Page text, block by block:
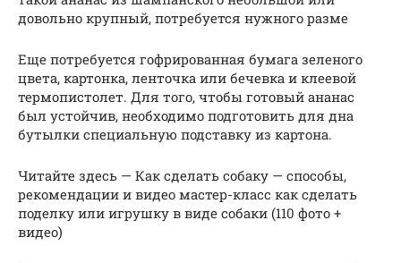
довольно крупный, потребуется нужного разме
Еще потребуется гофрированная бумага зеленого
цвета, картонка, ленточка или бечевка и клеевой
термопистолет. Для того, чтобы готовый ананас
был устойчив, необходимо подготовить для дна
бутылки специальную подставку из картона.
Читайте здесь — Как сделать собаку — способы,
рекомендации и видео мастер-класс как сделать
поделку или игрушку в виде собаки (110 фото +
видео)